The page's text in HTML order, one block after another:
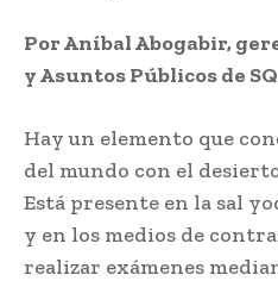
Por Aníbal Abogabir,
y Asuntos Públicos de
Hay un elemento que
del mundo con el
Está presente en la sal
y en los medios de
realizar exámenes